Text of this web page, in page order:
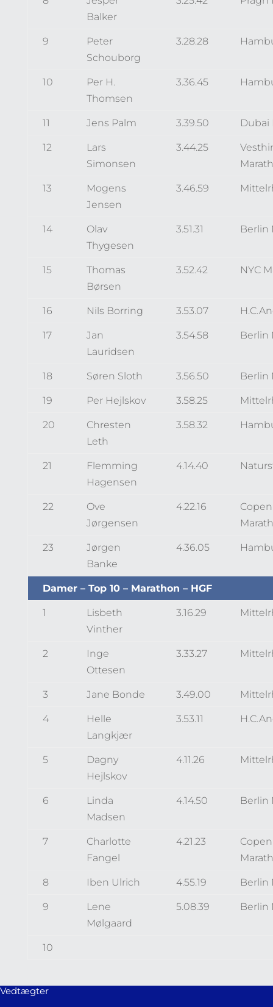
Balker
9
Peter
Schouborg
3.28.28
10
Per H.
Thomsen
3.36.45
11 Jens Palm 3.39.50 Dubai
12
Lars
Simonsen
3.44.25
13
Mogens
Jensen
3.46.59
14
Olav
Thygesen
3.51.31 Berlin
15
Thomas
Børsen
3.52.42 NYC
16 Nils Borring 3.53.07
17
Jan
Lauridsen
3.54.58 Berlin
18 Søren Sloth 3.56.50 Berlin
19 Per Hejlskov 3.58.25
20
Chresten
Leth
3.58.32
21
Flemming
Hagensen
4.14.40
22
Ove
Jørgensen
4.22.16
23
Jørgen
Banke
4.36.05
Damer – Top 10 – Marathon – HGF
1
Lisbeth
Vinther
3.16.29
2
Inge
Ottesen
3.33.27
3 Jane Bonde 3.49.00
4
Helle
Langkjær
3.53.11
5
Dagny
Hejlskov
4.11.26
6
Linda
Madsen
4.14.50 Berlin
7
Charlotte
Fangel
4.21.23
8 Iben Ulrich 4.55.19 Berlin
9
Lene
Mølgaard
5.08.39 Berlin
10
Vedtægter